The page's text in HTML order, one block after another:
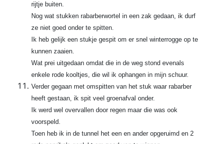
rijtje buiten.
Nog wat stukken rabarberwortel in een zak gedaan, ik durf
ze niet goed onder te spitten.
Ik heb gelijk een stukje gespit om er snel winterrogge op te
kunnen zaaien.
Wat prei uitgedaan omdat die in de weg stond evenals
enkele rode kooltjes, die wil ik ophangen in mijn schuur.
Verder gegaan met omspitten van het stuk waar rabarber
heeft gestaan, ik spit veel groenafval onder.
Ik werd wel overvallen door regen maar die was ook
voorspeld.
Toen heb ik in de tunnel het een en ander opgeruimd en 2